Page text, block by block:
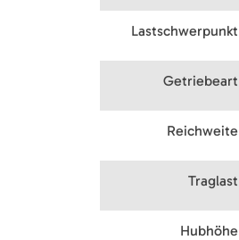
Lastschwerpunkt
Getriebeart
Reichweite
Traglast
Hubhöhe